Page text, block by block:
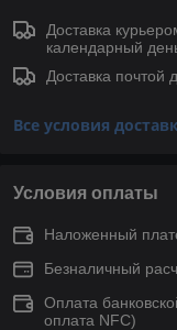
Доставка
календарный
Доставка почтой
Все условия
Условия оплаты
Наложенный
Безналичный
Оплата
оплата NFC)